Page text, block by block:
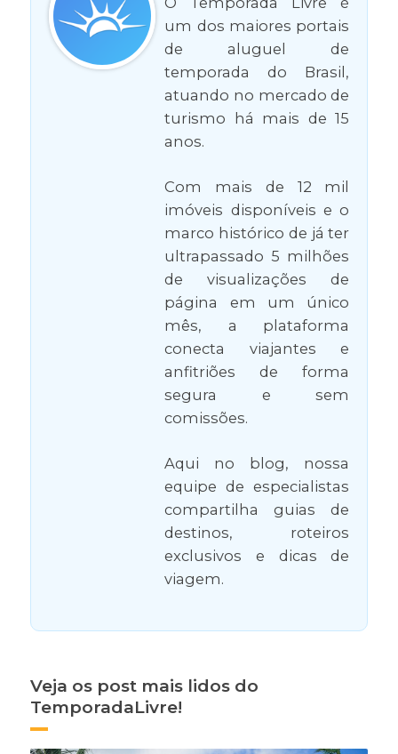
um dos maiores portais
de aluguel de
temporada do Brasil,
atuando no mercado de
turismo há mais de 15
anos.
Com mais de 12 mil
imóveis disponíveis e o
marco histórico de já ter
ultrapassado 5 milhões
de visualizações de
página em um único
mês, a plataforma
conecta viajantes e
anfitriões de forma
segura e sem
comissões.
Aqui no blog, nossa
equipe de especialistas
compartilha guias de
destinos, roteiros
exclusivos e dicas de
viagem.
Veja os post mais lidos do
TemporadaLivre!